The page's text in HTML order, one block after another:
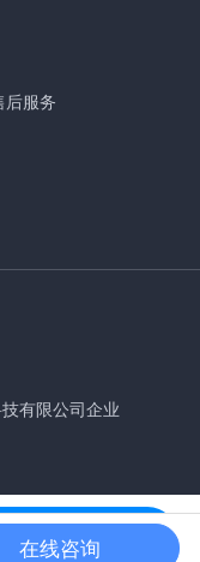
后服务
有限公司企业
免费试用
在线咨询